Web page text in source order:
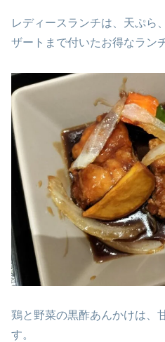
レディースランチは、天ぷら
ザートまで付いたお得なラン
鶏と野菜の黒酢あんかけは、
す。